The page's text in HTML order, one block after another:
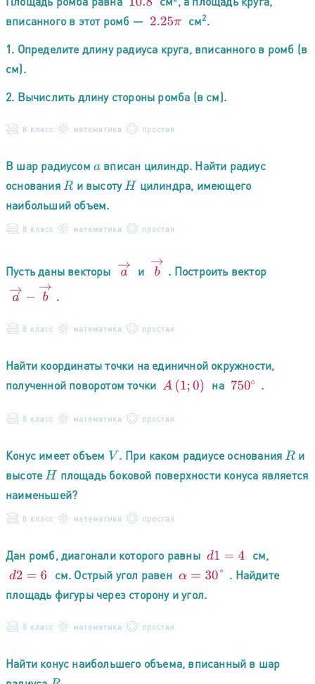
вписанного в этот ромб — 2.25π см2.
1. Определите длину радиуса круга, вписанного в ромб (в
см).
2. Вычислить длину стороны ромба (в см).
8 класс математика простая
В шар радиусом a вписан цилиндр. Найти радиус
основанияR и высотуH цилиндра, имеющего
наибольший объем.
8 класс математика простая
Пусть даны векторы a→ и b→ . Построить вектор
a→ → .
8 класс математика простая
Найти координаты точки на единичной окружности,
полученной поворотом точки A( 1;0) на 750∘ .
8 класс математика простая
Конус имеет объем V. При каком радиусе основанияRи
высотеH площадь боковой поверхности конуса является
наименьшей?
8 класс математика простая
Дан ромб, диагонали которого равны d1= 4
см,
d2= 6 см. Острый угол равен α= 30 °
. Найдите
площадь фигуры через сторону и угол.
8 класс математика простая
Найти конус наибольшего объема, вписанный в шар